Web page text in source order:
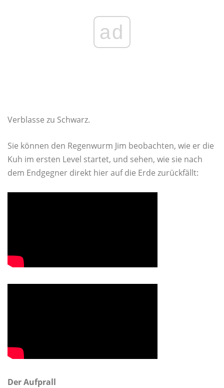
ad
Verblasse zu Schwarz.
Sie können den Regenwurm Jim beobachten, wie er die
Kuh im ersten Level startet, und sehen, wie sie nach
dem Endgegner direkt hier auf die Erde zurückfällt:
Der Aufprall